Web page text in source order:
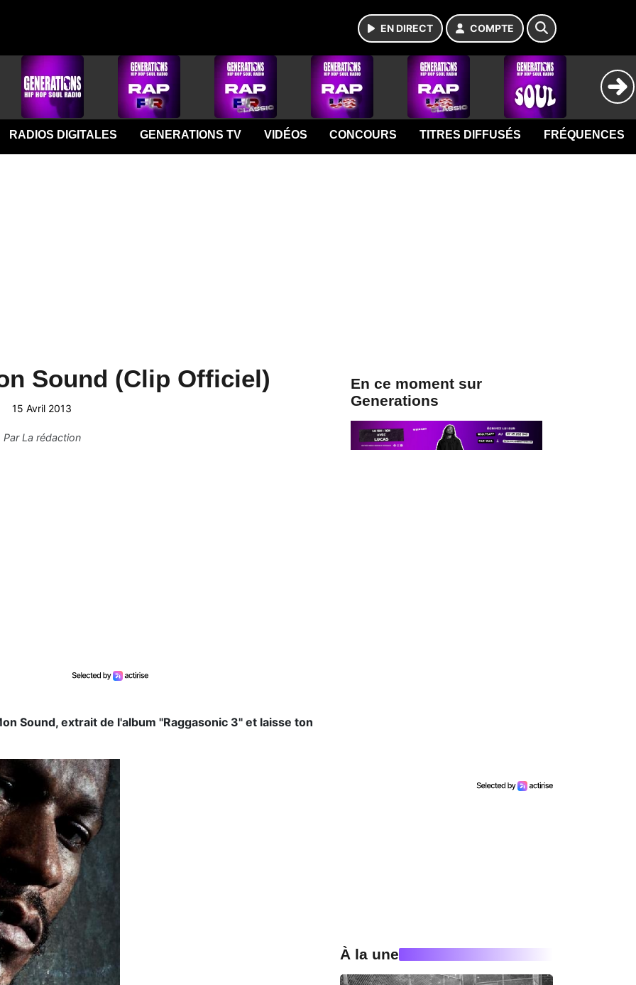
EN DIRECT COMPTE
RADIOS DIGITALES GENERATIONS TV VIDÉOS CONCOURS TITRES DIFFUSÉS FRÉQUENCES
- Mon Sound (Clip Officiel)
Sound, extrait de l'album "Raggasonic 3" et laisse ton commentaire